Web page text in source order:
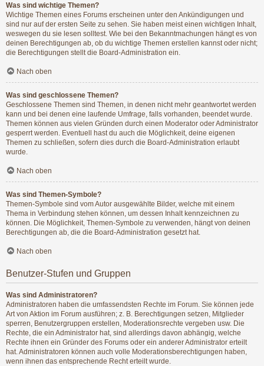
Was sind wichtige Themen?
Wichtige Themen eines Forums erscheinen unter den Ankündigungen und
sind nur auf der ersten Seite zu sehen. Sie haben meist einen wichtigen Inhalt,
weswegen du sie lesen solltest. Wie bei den Bekanntmachungen hängt es von
deinen Berechtigungen ab, ob du wichtige Themen erstellen kannst oder nicht;
die Berechtigungen stellt die Board-Administration ein.
Nach oben
Was sind geschlossene Themen?
Geschlossene Themen sind Themen, in denen nicht mehr geantwortet werden
kann und bei denen eine laufende Umfrage, falls vorhanden, beendet wurde.
Themen können aus vielen Gründen durch einen Moderator oder Administrator
gesperrt werden. Eventuell hast du auch die Möglichkeit, deine eigenen
Themen zu schließen, sofern dies durch die Board-Administration erlaubt
wurde.
Nach oben
Was sind Themen-Symbole?
Themen-Symbole sind vom Autor ausgewählte Bilder, welche mit einem
Thema in Verbindung stehen können, um dessen Inhalt kennzeichnen zu
können. Die Möglichkeit, Themen-Symbole zu verwenden, hängt von deinen
Berechtigungen ab, die die Board-Administration gesetzt hat.
Nach oben
Benutzer-Stufen und Gruppen
Was sind Administratoren?
Administratoren haben die umfassendsten Rechte im Forum. Sie können jede
Art von Aktion im Forum ausführen; z. B. Berechtigungen setzen, Mitglieder
sperren, Benutzergruppen erstellen, Moderationsrechte vergeben usw. Die
Rechte, die ein Administrator hat, sind allerdings davon abhängig, welche
Rechte ihnen ein Gründer des Forums oder ein anderer Administrator erteilt
hat. Administratoren können auch volle Moderationsberechtigungen haben,
wenn ihnen das entsprechende Recht erteilt wurde.